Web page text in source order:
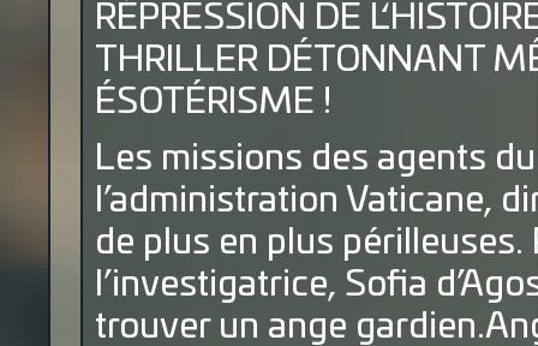
RÉPRESSION DE
THRILLER DÉTONNANT
ÉSOTÉRISME !
Les missions des agents
l’administration Vaticane,
de plus en plus
l’investigatrice, Sofia
trouver un ange